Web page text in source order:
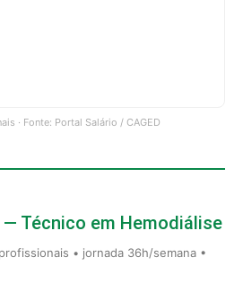
· Fonte: Portal Salário / CAGED
Técnico em Hemodiálise
• jornada 36h/semana •